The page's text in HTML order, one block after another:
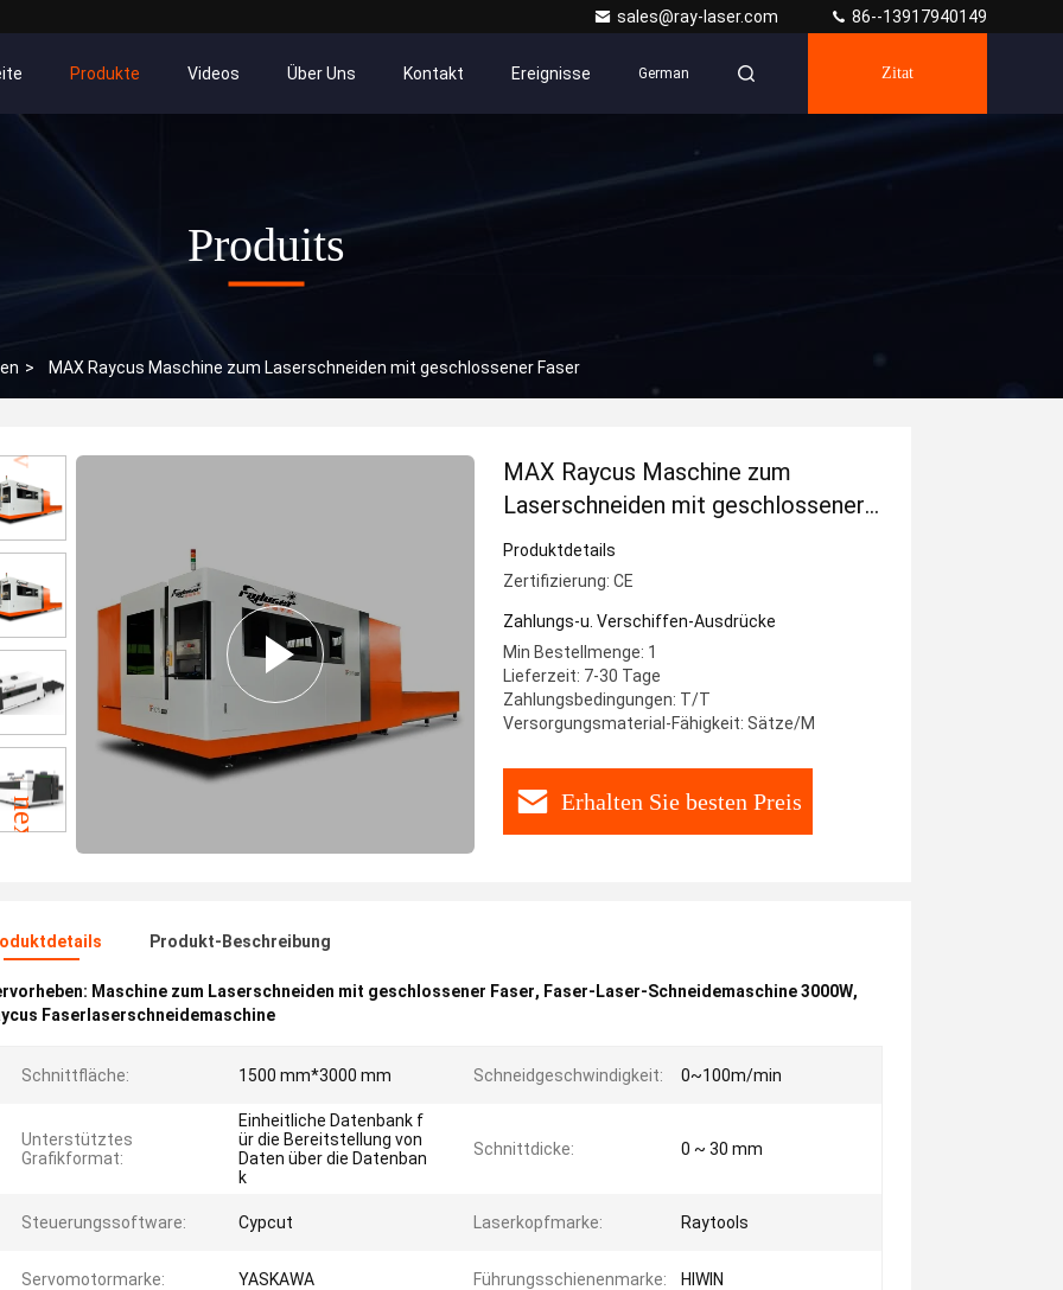
sales@ray-laser.com 86--13917940149
Produkte Videos Über Uns Kontakt Ereignisse German Zitat
Produits
> MAX Raycus Maschine zum Laserschneiden mit geschlossener Faser
MAX Raycus Maschine zum
Laserschneiden mit geschlossener
Faser
Produktdetails
Zertifizierung: CE
Zahlungs-u. Verschiffen-Ausdrücke
Min Bestellmenge: 1
Lieferzeit: 7-30 Tage
Zahlungsbedingungen: T/T
Versorgungsmaterial-Fähigkeit: Sätze/M
Erhalten Sie besten Preis
Produkt-Beschreibung
Maschine zum Laserschneiden mit geschlossener Faser, Faser-Laser-Schneidemaschine 3000W,
Faserlaserschneidemaschine
Schnittfläche: 1500 mm*3000 mm Schneidgeschwindigkeit: 0~100m/min
Unterstütztes
Grafikformat:
Einheitliche Datenbank f
ür die Bereitstellung von
Daten über die Datenban
k
Schnittdicke: 0 ~ 30 mm
Steuerungssoftware: Cypcut Laserkopfmarke: Raytools
Servomotormarke: YASKAWA Führungsschienenmarke: HIWIN